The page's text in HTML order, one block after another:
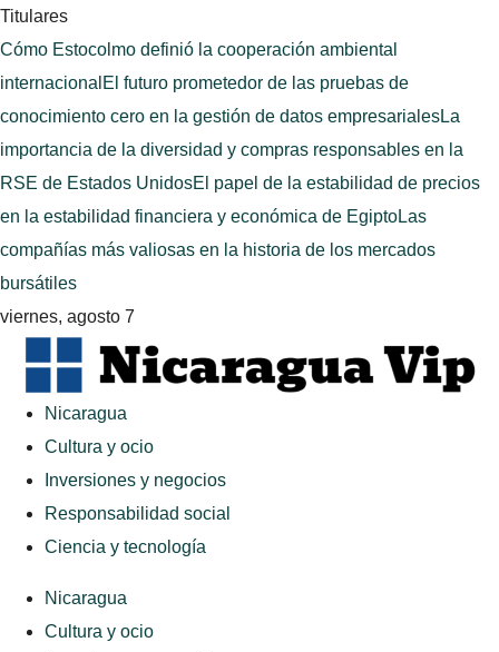
Titulares
Cómo Estocolmo definió la cooperación ambiental
internacional El futuro prometedor de las pruebas de
conocimiento cero en la gestión de datos empresarialesLa
importancia de la diversidad y compras responsables en la
RSE de Estados UnidosEl papel de la estabilidad de precios
en la estabilidad financiera y económica de EgiptoLas
compañías más valiosas en la historia de los mercados
bursátiles
viernes, agosto 7
Nicaragua
Cultura y ocio
Inversiones y negocios
Responsabilidad social
Ciencia y tecnología
Nicaragua
Cultura y ocio